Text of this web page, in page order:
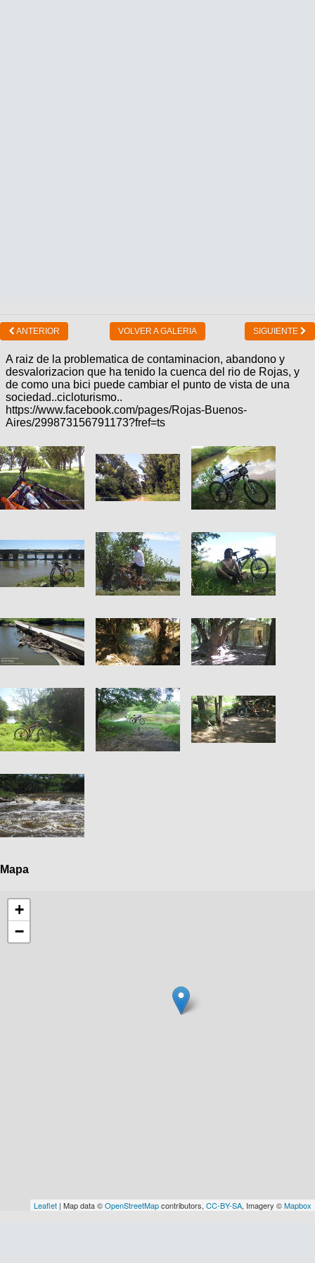
ANTERIOR VOLVER A GALERIA SIGUIENTE
A raiz de la problematica de contaminacion, abandono y
desvalorizacion que ha tenido la cuenca del rio de Rojas, y
de como una bici puede cambiar el punto de vista de una
sociedad..cicloturismo..
https://www.facebook.com/pages/Rojas-Buenos-
Aires/299873156791173?fref=ts
Mapa
+
−
Leaflet | Map data ©OpenStreetMapcontributors, CC-BY-SA, Imagery ©Mapbox